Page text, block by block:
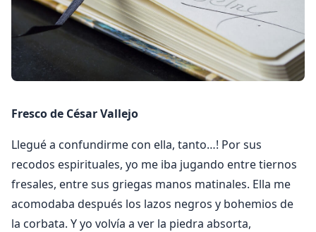
Fresco de César Vallejo
Llegué a confundirme con ella, tanto…! Por sus
recodos espirituales, yo me iba jugando entre tiernos
fresales, entre sus griegas manos matinales. Ella me
acomodaba después los lazos negros y bohemios de
la corbata. Y yo volvía a ver la piedra absorta,